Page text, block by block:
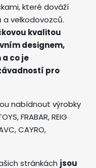
které dováží
velkodovozců.
kvalitou
designem,
co je
pro
nabídnout výrobky
FRABAR, REIG
CAYRO,
stránkách jsou